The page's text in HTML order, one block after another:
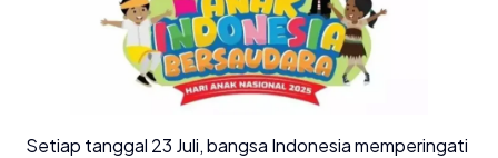
Setiap tanggal 23 Juli, bangsa Indonesia memperingati